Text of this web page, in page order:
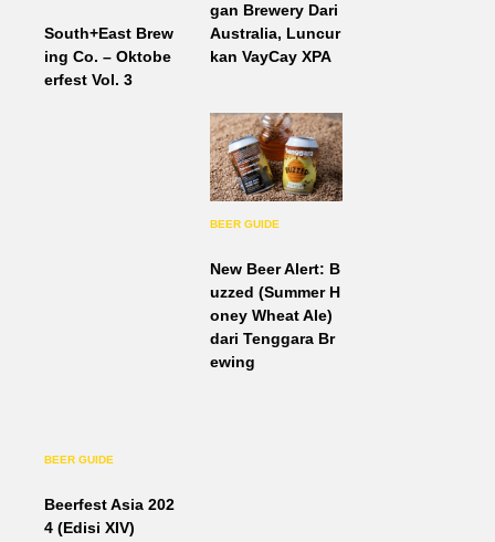
South+East Brew
ing Co. – Oktobe
erfest Vol. 3
gan Brewery Dari
Australia, Luncur
kan VayCay XPA
BEER GUIDE
New Beer Alert: B
uzzed (Summer H
oney Wheat Ale)
dari Tenggara Br
ewing
BEER GUIDE
Beerfest Asia 202
4 (Edisi XIV)